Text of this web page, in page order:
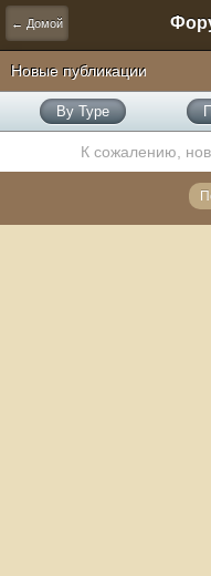
← Домой
Новые публикации
By Type
К сожалению,